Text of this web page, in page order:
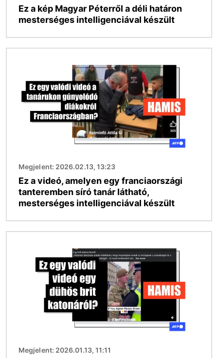
Ez a kép Magyar Péterről a déli határon
mesterséges intelligenciával készült
Megjelent: 2026.02.13, 13:23
Ez a videó, amelyen egy franciaországi
tanteremben síró tanár látható,
mesterséges intelligenciával készült
Megjelent: 2026.01.13, 11:11